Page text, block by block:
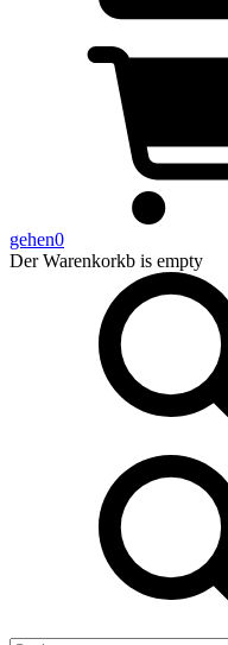
gehen0
Der Warenkorkb is empty